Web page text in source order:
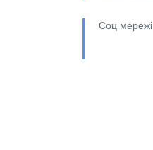
Соц мережі